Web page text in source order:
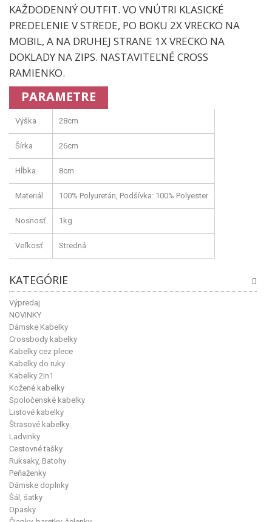
KATEGÓRIE
Výpredaj
NOVINKY
Dámske Kabelky
Crossbody kabelky
Kabelky cez plece
Kabelky do ruky
Kabelky 2in1
Kožené kabelky
Spoločenské kabelky
Listové kabelky
Štrasové kabelky
Ladvinky
Cestovné tašky
Ruksaky, Batohy
Peňaženky
Dámske doplnky
Šál, šatky
Opasky
KAŽDODENNÝ OUTFIT. VO VNÚTRI KLASICKÉ
PREDELENIE V STREDE, PO BOKU 2X VRECKO NA
MOBIL, A NA DRUHEJ STRANE 1X VRECKO NA
DOKLADY NA ZIPS. NASTAVITEĽNÉ CROSS
RAMIENKO.
PARAMETRE
Výška 28cm
Šírka 26cm
Hĺbka 8cm
Materiál 100% Polyuretán, Podšívka: 100% Polyester
Nosnosť 1kg
Veľkosť Stredná